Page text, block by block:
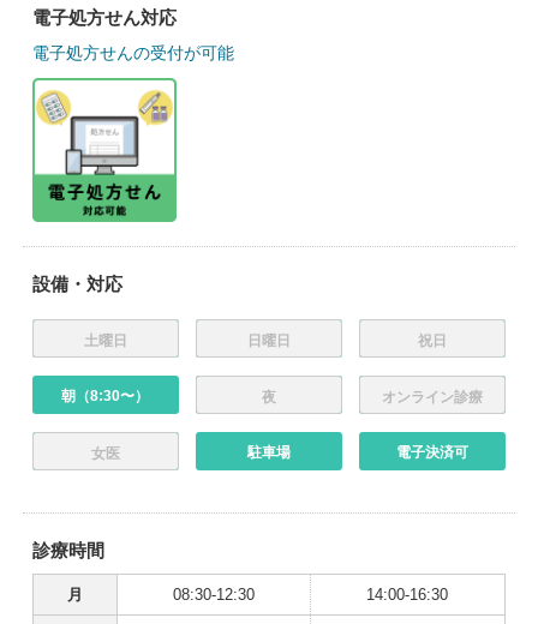
電子処方せん対応
電子処方せんの受付が可能
設備・対応
土曜日 日曜日 祝日
朝（8:30〜） 夜 オンライン診療
女医 駐車場 電子決済可
診療時間
月 08:30-12:30 14:00-16:30